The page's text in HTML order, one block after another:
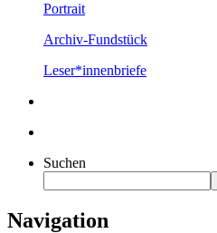
Portrait
Archiv-Fundstück
Leser*innenbriefe
Suchen
Navigation